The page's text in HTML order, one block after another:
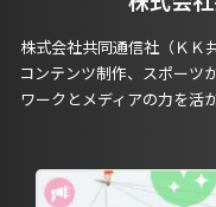
株式会社共同通信社（ＫＫ
コンテンツ制作、スポーツ
ワークとメディアの力を活